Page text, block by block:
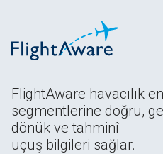
FlightAware havacılık
segmentlerine doğru,
dönük ve tahminî
uçuş bilgileri sağlar.